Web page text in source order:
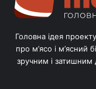
Головна ідея
про м’ясо і м’ясний
зручним і затишним